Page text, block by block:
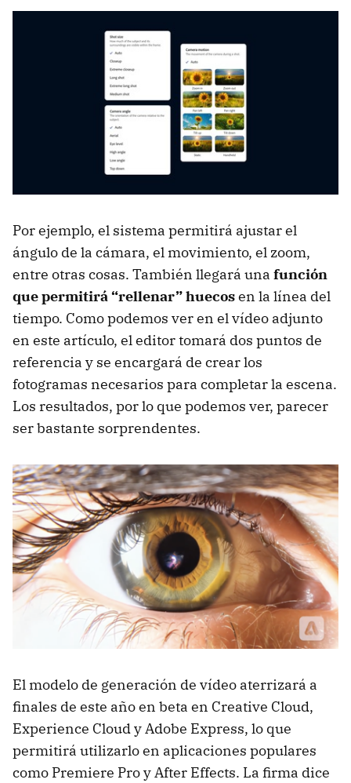
Por ejemplo, el sistema permitirá ajustar el
ángulo de la cámara, el movimiento, el zoom,
entre otras cosas. También llegará una función
que permitirá “rellenar” huecosen la línea del
tiempo. Como podemos ver en el vídeo adjunto
en este artículo, el editor tomará dos puntos de
referencia y se encargará de crear los
fotogramas necesarios para completar la escena.
Los resultados, por lo que podemos ver, parecer
ser bastante sorprendentes.
El modelo de generación de vídeo aterrizará a
finales de este año en beta en Creative Cloud,
Experience Cloud y Adobe Express, lo que
permitirá utilizarlo en aplicaciones populares
como Premiere Pro y After Effects. La firma dice